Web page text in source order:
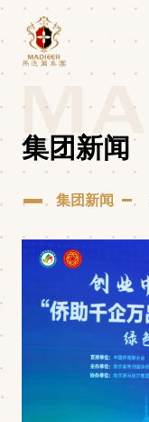
集团新闻
集团新闻